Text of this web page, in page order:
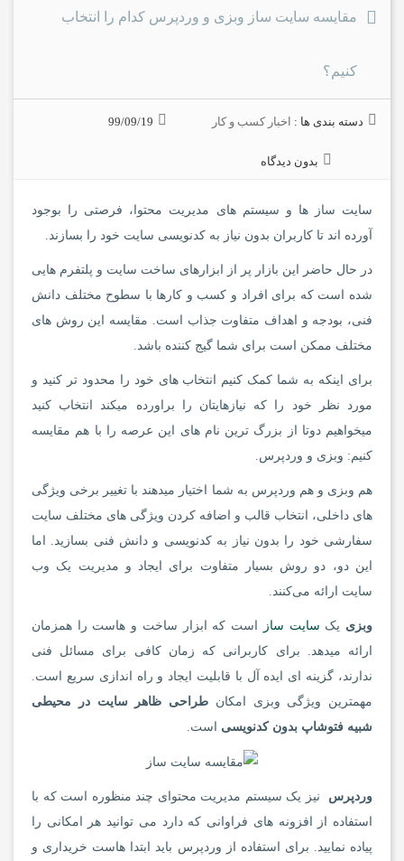
مقایسه سایت ساز وبزی و وردپرس کدام را انتخاب
کنیم؟
دسته بندی ها : اخبار کسب و کار 99/09/19
بدون دیدگاه
سایت ساز ها و سیستم های مدیریت محتوا، فرصتی را بوجود
آورده اند تا کاربران بدون نیاز به کدنویسی سایت خود را بسازند.
در حال حاضر این بازار پر از ابزارهای ساخت سایت و پلتفرم هایی
شده است که برای افراد و کسب و کارها با سطوح مختلف دانش
فنی، بودجه‌ و اهداف متفاوت جذاب است. مقایسه این روش های
مختلف ممکن است برای شما گیج کننده باشد.
برای اینکه به شما کمک کنیم انتخاب های خود را محدود تر کنید و
مورد نظر خود را که نیازهایتان را براورده میکند انتخاب کنید
میخواهیم دوتا از بزرگ ترین نام های این عرصه را با هم مقایسه
کنیم: وبزی و وردپرس.
هم وبزی و هم وردپرس به شما اختیار میدهند با تغییر برخی ویژگی
های داخلی، انتخاب قالب و اضافه کردن ویژگی های مختلف سایت
سفارشی خود را بدون نیاز به کدنویسی و دانش فنی بسازید. اما
این دو، دو روش بسیار متفاوت برای ایجاد و مدیریت یک وب
سایت ارائه می‌کنند.
وبزی یک سایت ساز
است که ابزار ساخت و هاست را همزمان
ارائه میدهد. برای کاربرانی که زمان کافی برای مسائل فنی
ندارند، گزینه ای ایده آل با قابلیت ایجاد و راه اندازی سریع است.
مهمترین ویژگی وبزی امکان طراحی ظاهر سایت در محیطی
شبیه فتوشاپ بدون کدنویسی است.
وردپرس
نیز یک سیستم مدیریت محتوای چند منظوره است که با
استفاده از افزونه های فراوانی که دارد می توانید هر امکانی را
پیاده نمایید. برای استفاده از وردپرس باید ابتدا هاست خریداری و